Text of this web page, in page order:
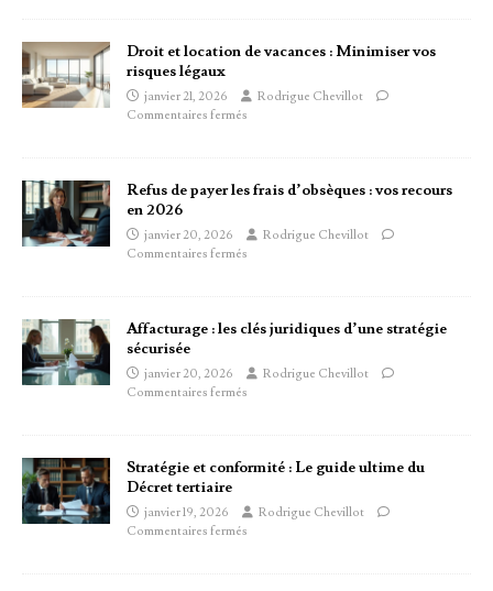
Droit et location de vacances : Minimiser vos
risques légaux
janvier 21, 2026
Rodrigue Chevillot
Commentaires fermés
Refus de payer les frais d’obsèques : vos recours
en 2026
janvier 20, 2026
Rodrigue Chevillot
Commentaires fermés
Affacturage : les clés juridiques d’une stratégie
sécurisée
janvier 20, 2026
Rodrigue Chevillot
Commentaires fermés
Stratégie et conformité : Le guide ultime du
Décret tertiaire
janvier 19, 2026
Rodrigue Chevillot
Commentaires fermés